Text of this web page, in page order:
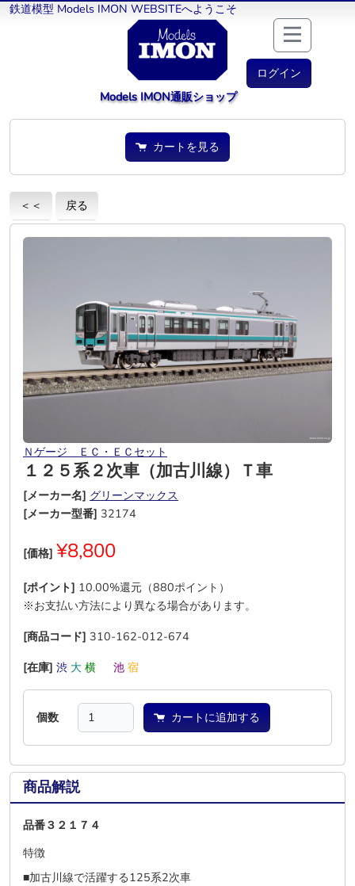
鉄道模型 Models IMON WEBSITEへようこそ
ログイン
Models IMON通販ショップ
カートを見る
＜＜ 戻る
Ｎゲージ ＥＣ・ＥＣセット
１２５系２次車（加古川線）Ｔ車
[メーカー名] グリーンマックス
[メーカー型番] 32174
[価格] ¥8,800
[ポイント] 10.00%還元（880ポイント）
※お支払い方法により異なる場合があります。
[商品コード] 310-162-012-674
[在庫] 渋 大 横 池 宿
個数 カートに追加する
商品解説
品番３２１７４
特徴
■加古川線で活躍する125系2次車